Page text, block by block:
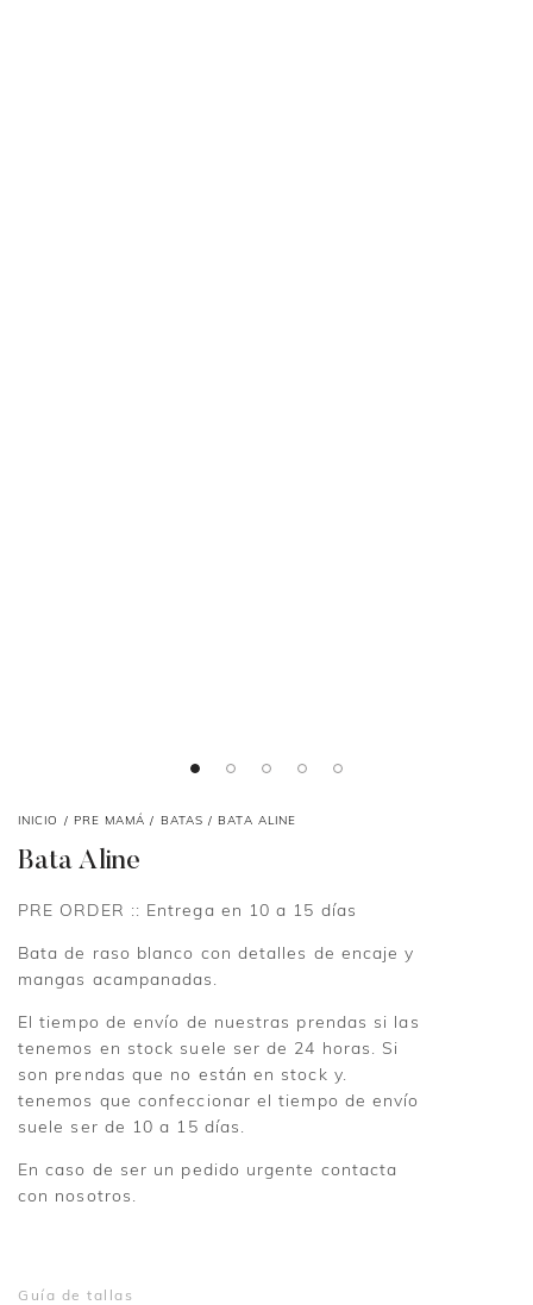
INICIO / PRE MAMÁ / BATAS / BATA ALINE
Bata Aline
PRE ORDER :: Entrega en 10 a 15 días
Bata de raso blanco con detalles de encaje y
mangas acampanadas.
El tiempo de envío de nuestras prendas si las
tenemos en stock suele ser de 24 horas. Si
son prendas que no están en stock y.
tenemos que confeccionar el tiempo de envío
suele ser de 10 a 15 días.
En caso de ser un pedido urgente contacta
con nosotros.
Guía de tallas